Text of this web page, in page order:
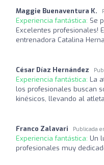
Maggie Buenaventura K.
Experiencia fantástica: Se
Excelentes profesionales!
entrenadora Catalina
César Díaz Hernández
Experiencia fantástica: La
los profesionales buscan
kinésicos, llevando al
Franco Zalavari Publicada
Experiencia fantástica: Un
profesionales muy